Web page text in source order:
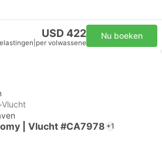
USD 422
per volwassene
Nu boeken
| Vlucht #CA7978 +1